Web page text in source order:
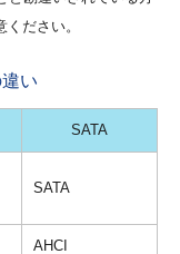
ださい。
い
SATA
SATA
AHCI